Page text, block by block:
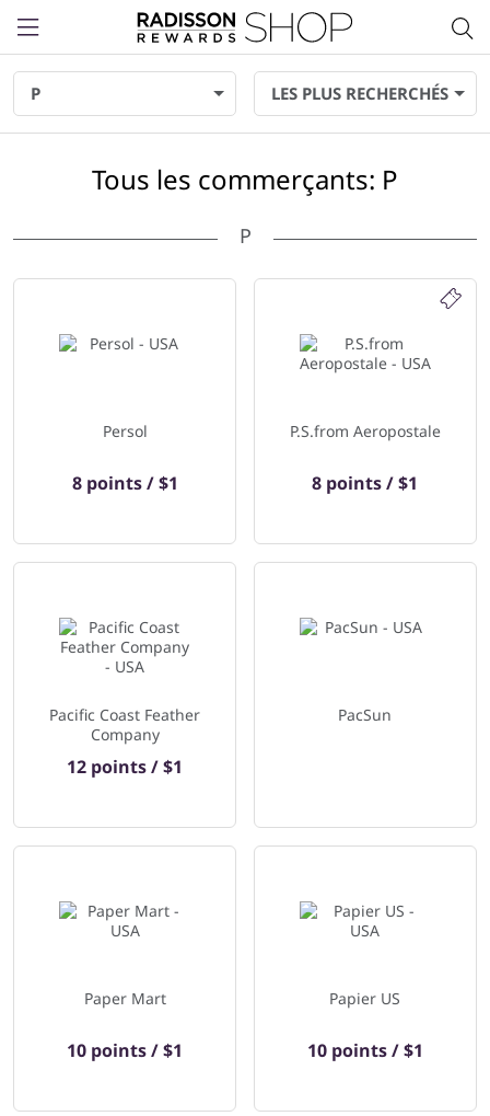
Menu
P LES PLUS RECHERCHÉS
Tous les commerçants: P
P
45 commerçants affiché ci-dessous
Persol
8 points / $1
P.S.from Aeropostale
8 points / $1
Pacific Coast Feather
Company
12 points / $1
PacSun
Paper Mart
10 points / $1
Papier US
10 points / $1